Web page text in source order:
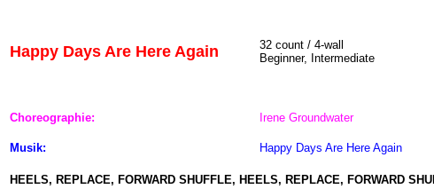
Happy Days Are Here Again
32 count / 4-wall
Beginner, Intermediate
Choreographie: Irene Groundwater
Musik: Happy Days Are Here Again
HEELS, REPLACE, FORWARD SHUFFLE, HEELS, REPLACE, FORWARD